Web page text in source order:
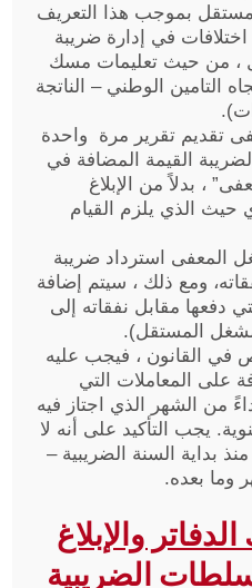
بموجب هذا التعريف
في إدارة ضريبة
، من حيث تعليمات مسك
التامين الوطني – الناتجة
تقديم تقرير مرة واحدة
القيمة المضافة في
، بدلاً من الإبلاغ
الذي يلزم القيام
المعفى استرداد ضريبة
ومع ذلك ، سيتم إضافة
دفعها مقابل نفقاته إلى
المستقل).
في القانون ، فيجب عليه
على المعاملات التي
من الشهر الذي اجتاز فيه
يجب التأكيد على أنه لا
بداية السنة الضريبية –
وما بعده.
والإبلاغ
الضريبية